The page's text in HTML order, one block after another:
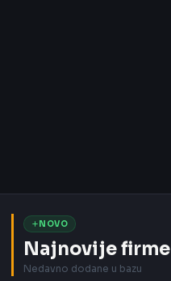
NOVO
Najnovije firme
Nedavno dodane u bazu